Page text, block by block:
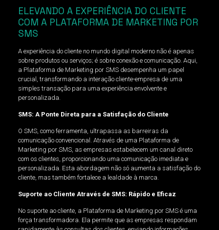
ELEVANDO A EXPERIÊNCIA DO CLIENTE
COM A PLATAFORMA DE MARKETING POR
SMS
A experiência do cliente no mundo digital moderno não é apenas
sobre produtos ou serviços; é sobre conexão e comunicação. Aqui,
a Plataforma de Marketing por SMS desempenha um papel
crucial, transformando a interação cliente-empresa de uma
simples transação para uma experiência envolvente e
personalizada.
SMS: A Ponte Direta para a Satisfação do Cliente
O SMS, como ferramenta, ultrapassa as barreiras da
comunicação convencional. Através de uma Plataforma de
Marketing por SMS, as empresas estabelecem um canal direto
com os clientes, proporcionando uma comunicação imediata e
personalizada. Esta abordagem não só aumenta a satisfação do
cliente, mas também fortalece a lealdade à marca.
Suporte ao Cliente Através de SMS: Rápido e Eficaz
No suporte ao cliente, a Plataforma de Marketing por SMS é uma
força transformadora. Ela permite que as empresas respondam